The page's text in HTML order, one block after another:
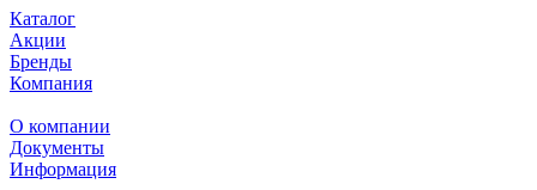
Каталог
Акции
Бренды
Компания
О компании
Документы
Информация